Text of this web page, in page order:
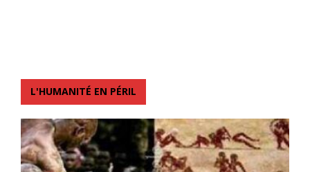
L'HUMANITÉ EN PÉRIL